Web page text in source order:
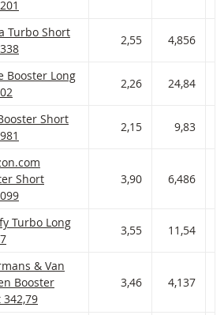
TOEVOEGEN
Turbo met ISIN code:
Turbo Short
2,55 4,856
TOEVOEGEN
Booster met ISIN code:
Booster Long
2,26 24,84
TOEVOEGEN
met ISIN code:
Short
2,15 9,83
TOEVOEGEN
Booster met ISIN code:
Short
3,90 6,486
TOEVOEGEN
Turbo met ISIN code:
Turbo Long
3,55 11,54
TOEVOEGEN
& Van Haaren Booster met ISIN
& Van
Booster
3,46 4,137